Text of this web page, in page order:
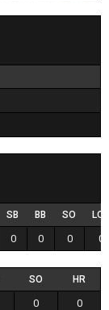
SB BB SO LOB
0 0 0 0
SO HR
0 0